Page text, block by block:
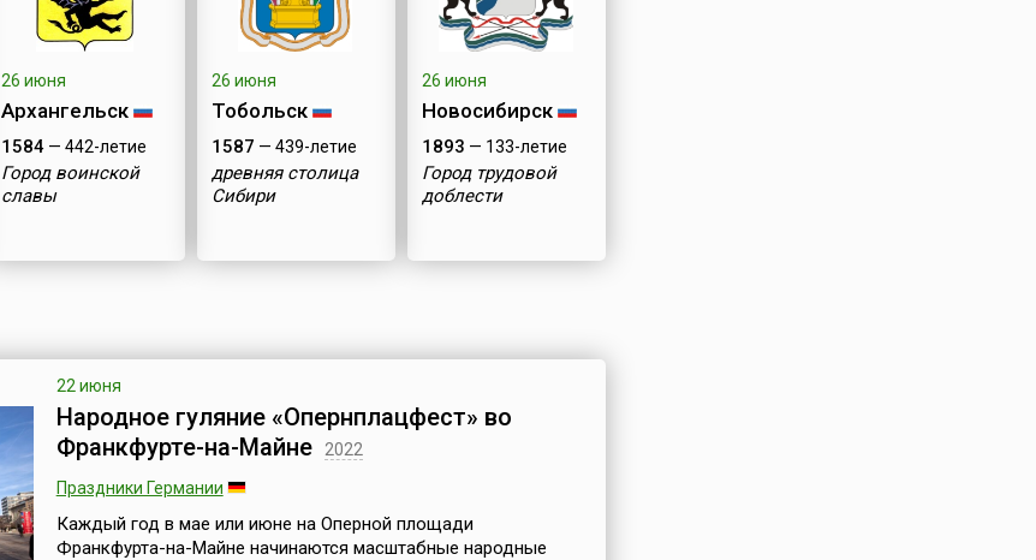
26 июня
Архангельск
1584— 442-летие
Город воинской
славы
26 июня
Тобольск
1587 — 439-летие
древняя столица
Сибири
26 июня
Новосибирск
1893 — 133-летие
Город трудовой
доблести
22 июня
Народное гуляние «Опернплацфест» во
Франкфурте-на-Майне
2022
Праздники Германии
Каждый год в мае или июне на Оперной площади
Франкфурта-на-Майне начинаются масштабные народные